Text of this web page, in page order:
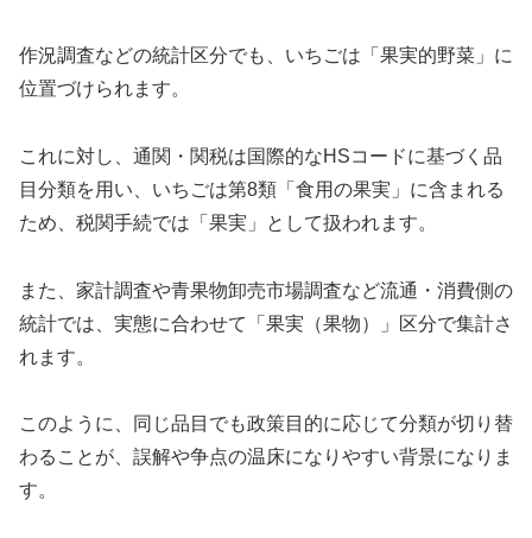
作況調査などの統計区分でも、いちごは「果実的野菜」に
位置づけられます。
これに対し、通関・関税は国際的なHSコードに基づく品
目分類を用い、いちごは第8類「食用の果実」に含まれる
ため、税関手続では「果実」として扱われます。
また、家計調査や青果物卸売市場調査など流通・消費側の
統計では、実態に合わせて「果実（果物）」区分で集計さ
れます。
このように、同じ品目でも政策目的に応じて分類が切り替
わることが、誤解や争点の温床になりやすい背景になりま
す。